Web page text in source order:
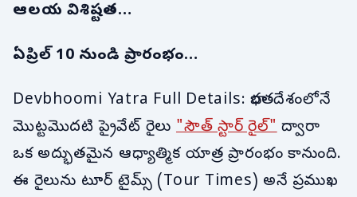
ఆలయ విశిష్టత…
ఏప్రిల్ 10 నుండి ప్రారంభం…
Devbhoomi Yatra Full Details: భారతదేశంలోనే
మొట్టమొదటి ప్రైవేట్ రైలు "సౌత్ స్టార్ రైల్"ద్వారా
ఒక అద్భుతమైన ఆధ్యాత్మిక యాత్ర ప్రారంభం కానుంది.
ఈ రైలును టూర్ టైమ్స్ (Tour Times) అనే ప్రముఖ